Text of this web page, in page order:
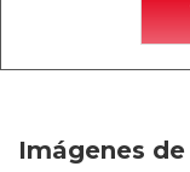
Imágenes